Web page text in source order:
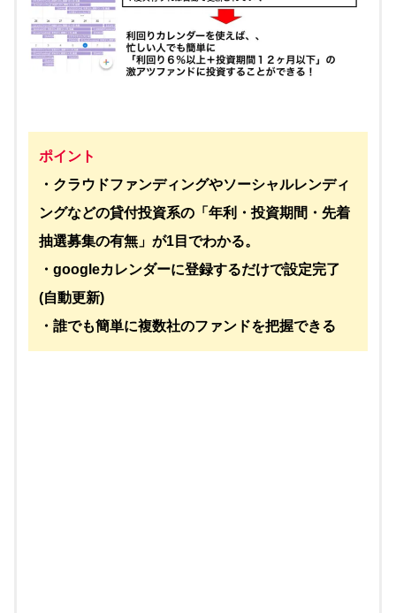
ポイント
・クラウドファンディングやソーシャルレンディ
ングなどの貸付投資系の「年利・投資期間・先着
抽選募集の有無」が1目でわかる。
・googleカレンダーに登録するだけで設定完了
(自動更新)
・誰でも簡単に複数社のファンドを把握できる